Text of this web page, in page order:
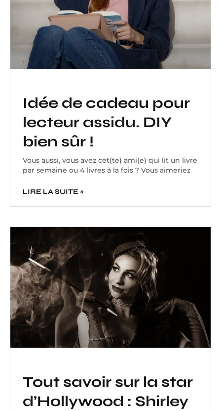
Idée de cadeau pour
lecteur assidu. DIY
bien sûr !
Vous aussi, vous avez cet(te) ami(e) qui lit un livre
par semaine ou 4 livres à la fois ? Vous aimeriez
LIRE LA SUITE »
Tout savoir sur la star
d’Hollywood : Shirley